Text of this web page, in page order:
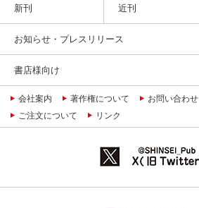
新刊 近刊
お知らせ・プレスリリース
書店様向け
会社案内 著作権について お問い合わせ
ご注文について
リンク